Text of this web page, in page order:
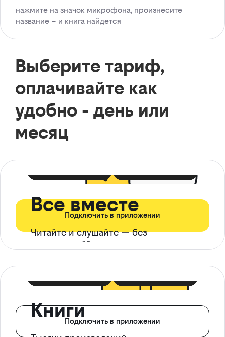
нажмите на значок микрофона, произнесите
название – и книга найдется
Выберите тариф,
оплачивайте как
удобно - день или
месяц
Все вместе
Читайте и слушайте — без
ограничений*
Подключить в приложении
КнигиПодключить в приложении